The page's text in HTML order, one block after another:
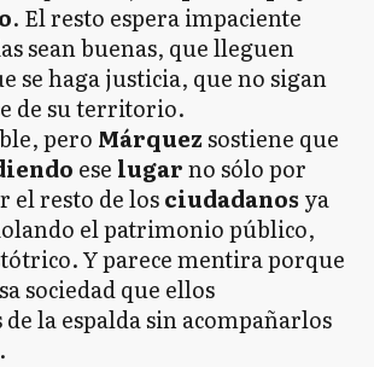
. El resto espera impaciente
sean buenas, que lleguen
se haga justicia, que no sigan
de su territorio.
pero Márquezsostiene que
ese lugarno sólo por
el resto de losciudadanos ya
el patrimonio público,
Y parece mentira porque
sociedad que ellos
la espalda sin acompañarlos